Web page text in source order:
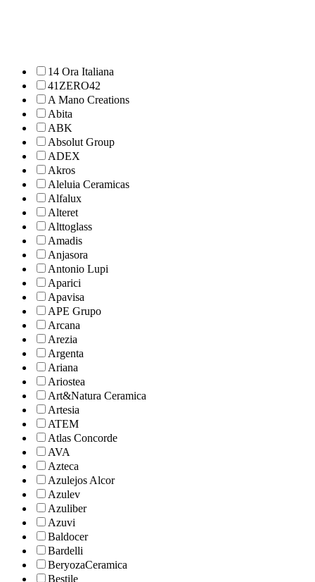
14 Ora Italiana
41ZERO42
A Mano Creations
Abita
ABK
Absolut Group
ADEX
Akros
Aleluia Ceramicas
Alfalux
Alteret
Alttoglass
Amadis
Anjasora
Antonio Lupi
Aparici
Apavisa
APE Grupo
Arcana
Arezia
Argenta
Ariana
Ariostea
Art&Natura Ceramica
Artesia
ATEM
Atlas Concorde
AVA
Azteca
Azulejos Alcor
Azulev
Azuliber
Azuvi
Baldocer
Bardelli
BeryozaCeramica
Bestile